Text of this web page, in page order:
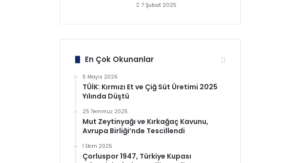
7 Şubat 2025
En Çok Okunanlar
5 Mayıs 2026
TÜİK: Kırmızı Et ve Çiğ Süt Üretimi 2025
Yılında Düştü
25 Temmuz 2025
Mut Zeytinyağı ve Kırkağaç Kavunu,
Avrupa Birliği’nde Tescillendi
1 Ekim 2025
Çorluspor 1947, Türkiye Kupası